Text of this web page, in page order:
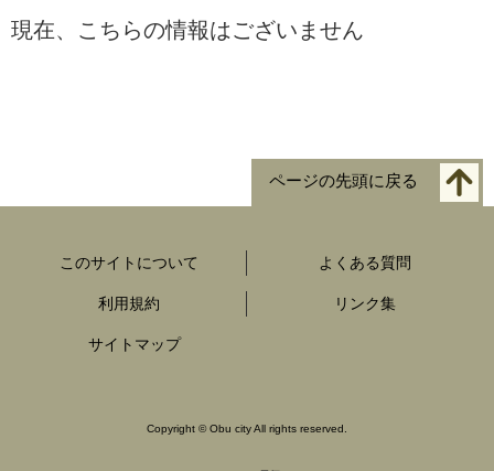
現在、こちらの情報はございません
ページの先頭に戻る
このサイトについて よくある質問
利用規約 リンク集
サイトマップ
Copyright ©Obu city All rights reserved.